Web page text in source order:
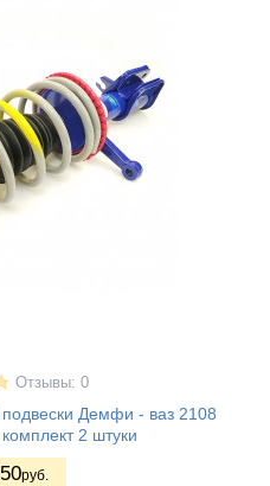
Отзывы: 0
Демфи - ваз 2108
2 штуки
руб.